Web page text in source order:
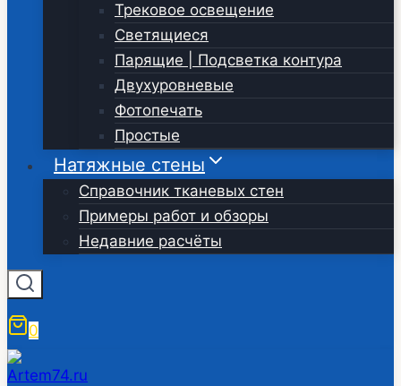
Трековое освещение
Светящиеся
Парящие | Подсветка контура
Двухуровневые
Фотопечать
Простые
Натяжные стены
Справочник тканевых стен
Примеры работ и обзоры
Недавние расчёты
0